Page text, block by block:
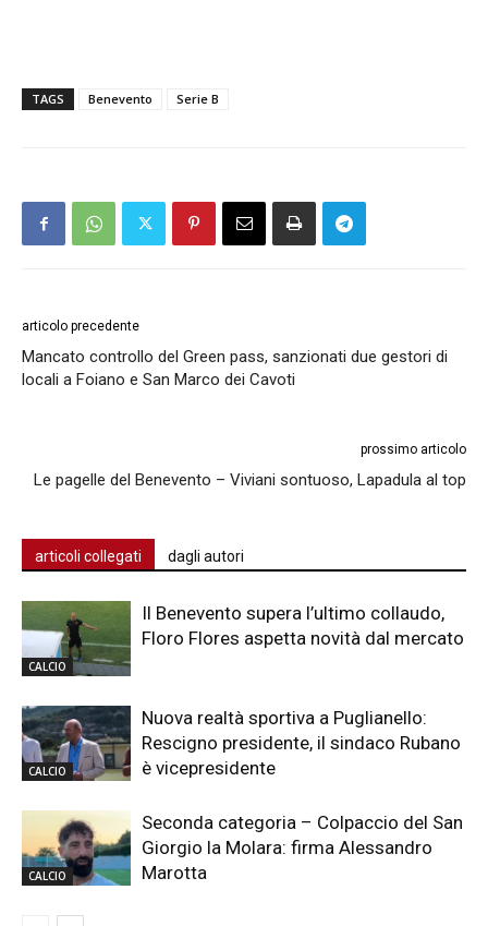
TAGS Benevento Serie B
articolo precedente
Mancato controllo del Green pass, sanzionati due gestori di
locali a Foiano e San Marco dei Cavoti
prossimo articolo
Le pagelle del Benevento – Viviani sontuoso, Lapadula al top
articoli collegati dagli autori
CALCIO
Il Benevento supera l’ultimo collaudo,
Floro Flores aspetta novità dal mercato
CALCIO
Nuova realtà sportiva a Puglianello:
Rescigno presidente, il sindaco Rubano
è vicepresidente
CALCIO
Seconda categoria – Colpaccio del San
Giorgio la Molara: firma Alessandro
Marotta